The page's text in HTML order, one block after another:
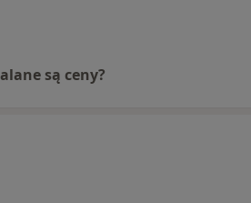
są ceny?